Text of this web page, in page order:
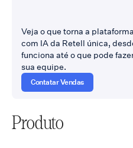
Veja o que torna a
com IA da Retell única,
funciona até o que pode
sua equipe.
Contatar Vendas
Produto